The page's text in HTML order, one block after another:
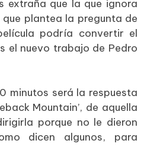
extraña que la que ignora
plantea la pregunta de
podría convertir el
el nuevo trabajo de Pedro
minutos será la respuesta
Mountain’, de aquella
porque no le dieron
dicen algunos, para